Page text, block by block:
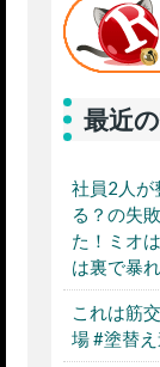
最近
社員2人が
る？の失
た！ミオ
は裏で暴
これは筋
場 #塗替